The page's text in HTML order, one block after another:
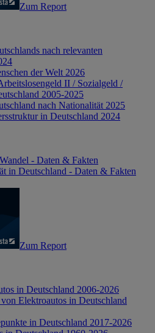
Zum Report
nach relevanten
der Welt 2026
II / Sozialgeld /
2005-2025
nach Nationalität 2025
in Deutschland 2024
- Daten & Fakten
in Deutschland - Daten & Fakten
Zum Report
in Deutschland 2006-2026
Elektroautos in Deutschland
in Deutschland 2017-2026